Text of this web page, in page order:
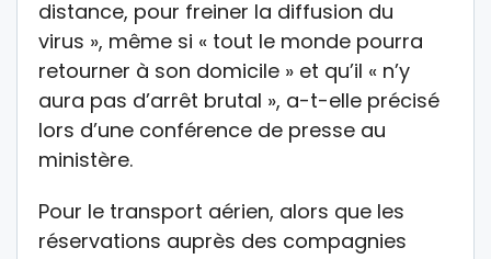
distance, pour freiner la diffusion du
virus », même si « tout le monde pourra
retourner à son domicile » et qu’il « n’y
aura pas d’arrêt brutal », a-t-elle précisé
lors d’une conférence de presse au
ministère.
Pour le transport aérien, alors que les
réservations auprès des compagnies